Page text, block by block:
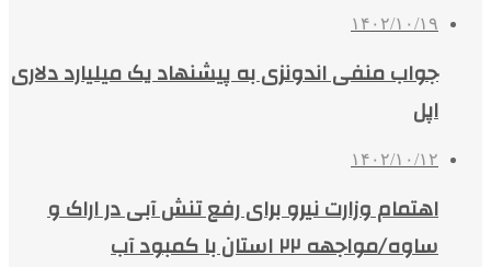
۱۴۰۲/۱۰/۱۹
جواب منفی اندونزی به پیشنهاد یک میلیارد دلاری
اپل
۱۴۰۲/۱۰/۱۲
اهتمام وزارت نیرو برای رفع تنش آبی در اراک و
ساوه/مواجهه ۲۲ استان با کمبود آب